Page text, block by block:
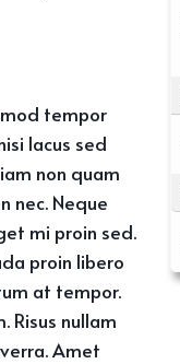
tempor
lacus sed
non quam
nec. Neque
mi proin sed.
proin libero
at tempor.
Risus nullam
Amet